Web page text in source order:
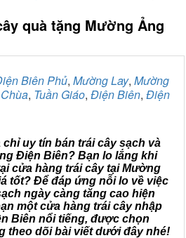
quà tặng Mường Ảng
Biên Phủ, Mường Lay, Mường
, Tuần Giáo, Điện Biên, Điện
uy tín bán trái cây sạch và
Điện Biên? Bạn lo lắng khi
cửa hàng trái cây tại Mường
tốt? Để đáp ứng nỗi lo về việc
ngày càng tăng cao hiện
một cửa hàng trái cây nhập
Biên nổi tiếng, được chọn
theo dõi bài viết dưới đây nhé!